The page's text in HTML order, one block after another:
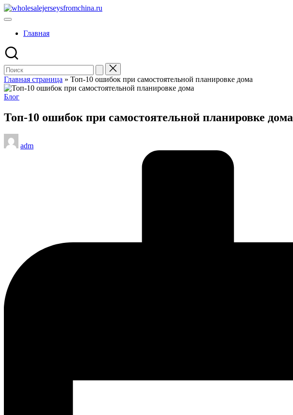
Перейти
к
Главная
Главная страница » Топ-10 ошибок при самостоятельной планировке дома
Опубликовано
Блог
Топ-10 ошибок при самостоятельной планировке дома
Запись
от
adm